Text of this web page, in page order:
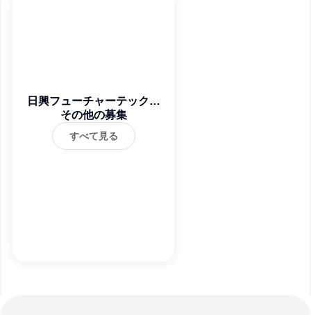
日興フューチャーテック株
式会社
その他の募集
すべて見る